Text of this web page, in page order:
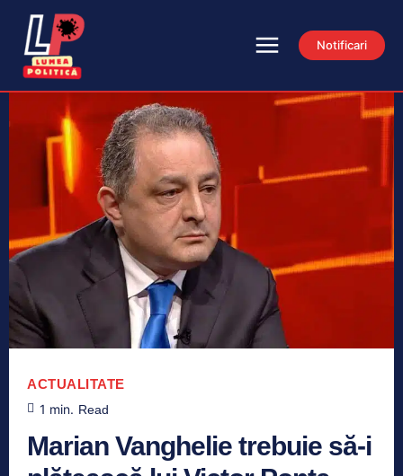
Notificari
ACTUALITATE
1 min. Read
Marian Vanghelie trebuie să-i